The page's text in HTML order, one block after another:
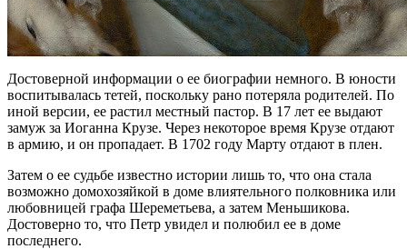
Достоверной информации о ее биографии немного. В юности
воспитывалась тетей, поскольку рано потеряла родителей. По
иной версии, ее растил местный пастор. В 17 лет ее выдают
замуж за Иоганна Крузе. Через некоторое время Крузе отдают
в армию, и он пропадает. В 1702 году Марту отдают в плен.
Затем о ее судьбе известно истории лишь то, что она стала
возможно домохозяйкой в доме влиятельного полковника или
любовницей графа Шереметьева, а затем Меньшикова.
Достоверно то, что Петр увидел и полюбил ее в доме
последнего.